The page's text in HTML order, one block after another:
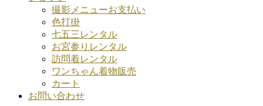
撮影メニューお支払い
色打掛
七五三レンタル
お宮参りレンタル
訪問着レンタル
ワンちゃん着物販売
カート
お問い合わせ